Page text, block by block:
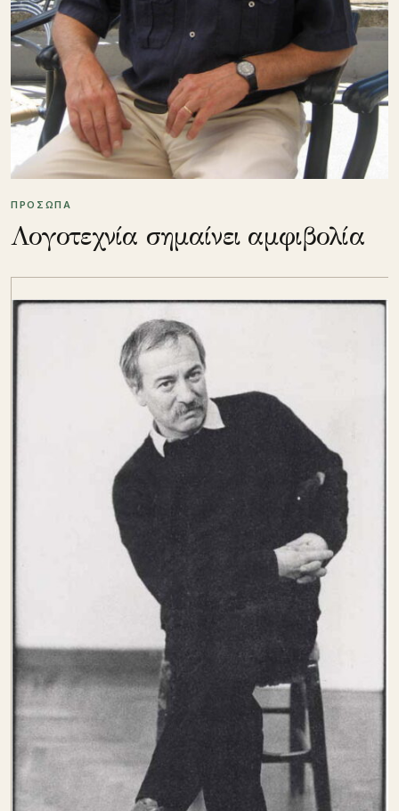
ΠΡΟΣΩΠΑ
Λογοτεχνία σημαίνει αμφιβολία